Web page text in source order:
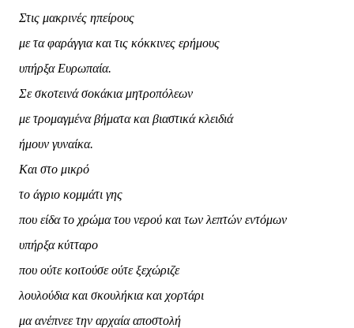
Στις μακρινές ηπείρους
με τα φαράγγια και τις κόκκινες ερήμους
υπήρξα Ευρωπαία.
Σε σκοτεινά σοκάκια μητροπόλεων
με τρομαγμένα βήματα και βιαστικά κλειδιά
ήμουν γυναίκα.
Και στο μικρό
το άγριο κομμάτι γης
που είδα το χρώμα του νερού και των λεπτών εντόμων
υπήρξα κύτταρο
που ούτε κοιτούσε ούτε ξεχώριζε
λουλούδια και σκουλήκια και χορτάρι
μα ανέπνεε την αρχαία αποστολή